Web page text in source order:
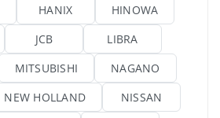
HANIX
HINOWA
JCB
LIBRA
MITSUBISHI
NAGANO
NEW HOLLAND
NISSAN